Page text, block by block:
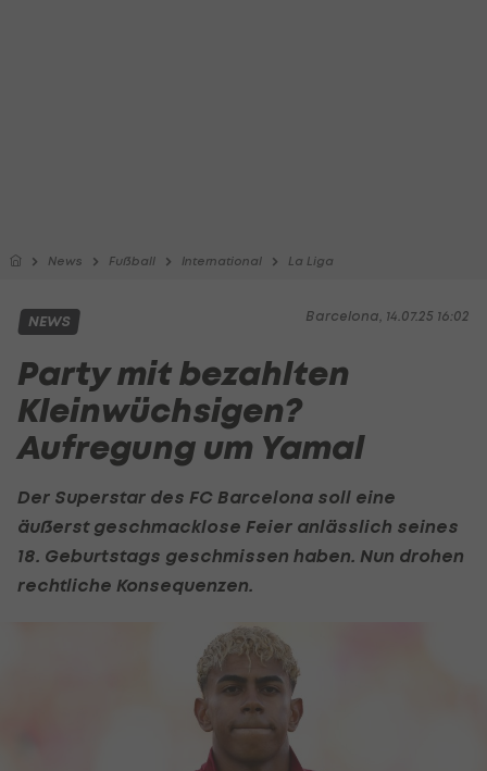
News Fußball International La Liga
Barcelona, 14.07.25 16:02
NEWS
Party mit bezahlten
Kleinwüchsigen?
Aufregung um Yamal
Der Superstar des FC Barcelona soll eine
äußerst geschmacklose Feier anlässlich seines
18. Geburtstags geschmissen haben. Nun drohen
rechtliche Konsequenzen.